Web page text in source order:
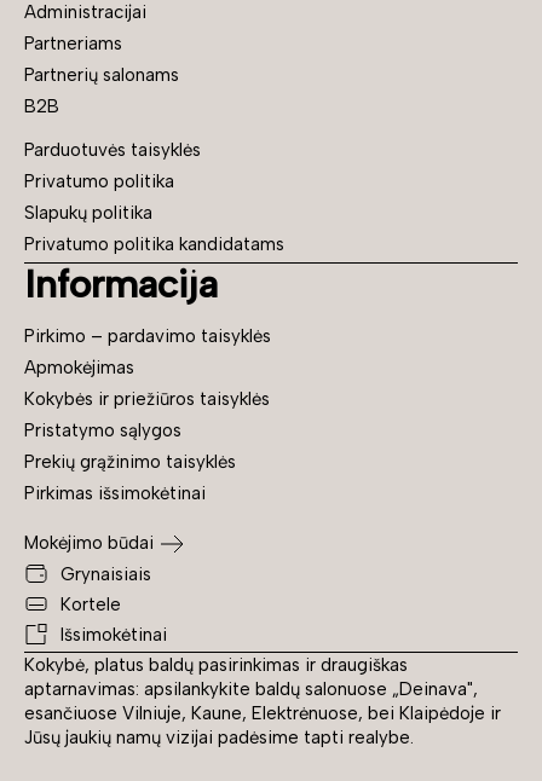
Kokybė, platus baldų pasirinkimas ir draugiškas
aptarnavimas: apsilankykite baldų salonuose „Deinava",
esančiuose Vilniuje, Kaune, Elektrėnuose, bei Klaipėdoje ir
Jūsų jaukių namų vizijai padėsime tapti realybe.
Administracijai
Partneriams
Partnerių salonams
B2B
Parduotuvės taisyklės
Privatumo politika
Slapukų politika
Privatumo politika kandidatams
Informacija
Pirkimo – pardavimo taisyklės
Apmokėjimas
Kokybės ir priežiūros taisyklės
Pristatymo sąlygos
Prekių grąžinimo taisyklės
Pirkimas išsimokėtinai
Mokėjimo būdai
Grynaisiais
Kortele
Išsimokėtinai